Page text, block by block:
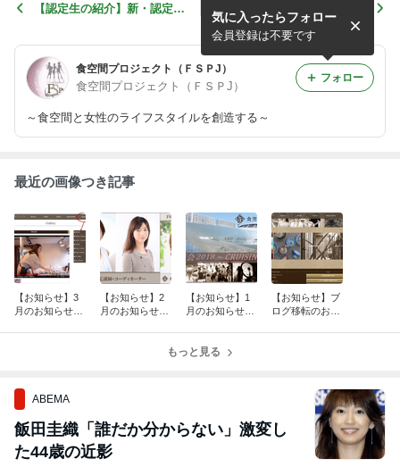
【認定生の紹介】新・認定コ
【ご報告】クリナップSR・P
ANSTYLEセミナー
食空間プロジェクト（ＦＳＰJ）
食空間プロジェクト（ＦＳＰJ）
～食空間と女性のライフスタイルを創造する～
気に入ったらフォロー
会員登録は不要です
フォロー
最近の画像つき記事
【お知らせ】3
月のお知らせ・
【お知らせ】2
月のお知らせ・
【お知らせ】1
月のお知らせ・
【お知らせ】ブ
ログ移転のお知
もっと見る
ABEMA
飯田圭織「誰だか分からない」激変し
た44歳の近影